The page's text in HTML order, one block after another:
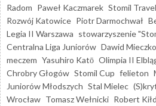
Radom Paweł Kaczmarek Stomil Travel
Rozwój Katowice Piotr Darmochwał
Legia II Warszawa stowarzyszenie
Centralna Liga Juniorów Dawid
meczem Yasuhiro Katō Olimpia II
Chrobry Głogów Stomil Cup felieton
Juniorów Młodszych Stal Mielec
Wrocław Tomasz Wełnicki Robert